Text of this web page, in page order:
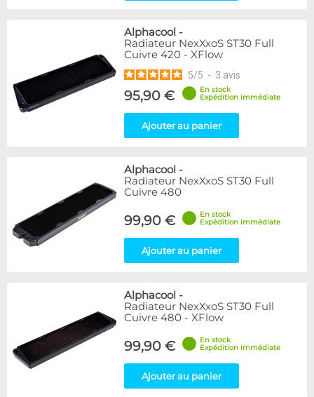
Alphacool -
Radiateur NexXxoS ST30 Full
Cuivre 420 - XFlow
5/5 - 3 avis
95,90 €
En stock
Expédition immédiate
Ajouter au panier
Alphacool -
Radiateur NexXxoS ST30 Full
Cuivre 480
99,90 €
En stock
Expédition immédiate
Ajouter au panier
Alphacool -
Radiateur NexXxoS ST30 Full
Cuivre 480 - XFlow
99,90 €
En stock
Expédition immédiate
Ajouter au panier